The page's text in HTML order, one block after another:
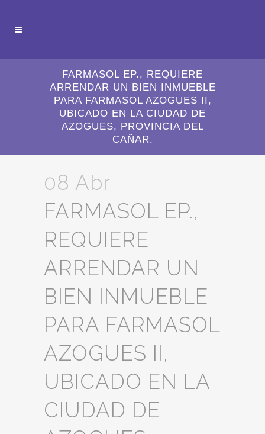
FARMASOL EP., REQUIERE
ARRENDAR UN BIEN INMUEBLE
PARA FARMASOL AZOGUES II,
UBICADO EN LA CIUDAD DE
AZOGUES, PROVINCIA DEL
CAÑAR.
08 Abr
FARMASOL EP.,
REQUIERE
ARRENDAR UN
BIEN INMUEBLE
PARA FARMASOL
AZOGUES II,
UBICADO EN LA
CIUDAD DE